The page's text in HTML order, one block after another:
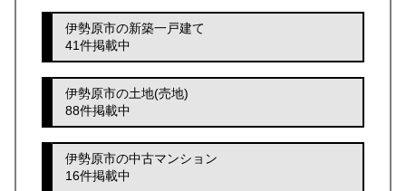
伊勢原市の新築一戸建て
41件掲載中
伊勢原市の土地(売地)
88件掲載中
伊勢原市の中古マンション
16件掲載中